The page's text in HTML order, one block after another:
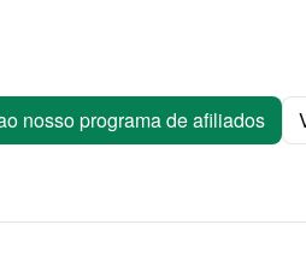
nosso programa de afiliados